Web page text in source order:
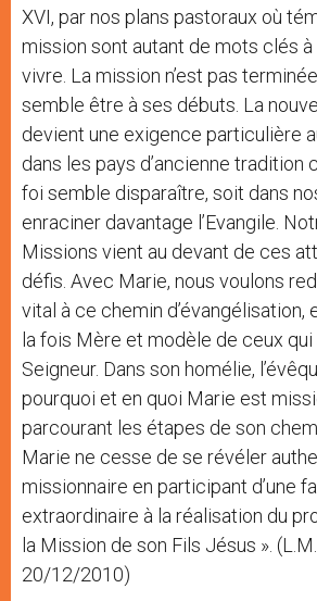
XVI, par nos plans pastoraux où
mission sont autant de mots clés
vivre. La mission n’est pas
semble être à ses débuts. La
devient une exigence particulière
dans les pays d’ancienne tradition
foi semble disparaître, soit dans
enraciner davantage l’Evangile.
Missions vient au devant de ces
défis. Avec Marie, nous voulons
vital à ce chemin d’évangélisation,
la fois Mère et modèle de ceux
Seigneur. Dans son homélie,
pourquoi et en quoi Marie est
parcourant les étapes de son
Marie ne cesse de se révéler
missionnaire en participant d’une
extraordinaire à la réalisation du
la Mission de son Fils Jésus ».
20/12/2010)